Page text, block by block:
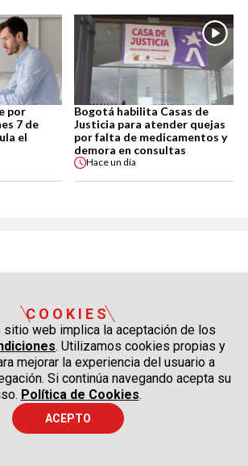
por
7 de
el
Bogotá habilita Casas de
Justicia para atender quejas
por falta de medicamentos y
demora en consultas
Haceun día
COOKIES
sitio web implica la aceptación de los
. Utilizamos cookies propias y
mejorar la experiencia del usuario a
Si continúa navegando acepta su
Política de Cookies.
ACEPTO